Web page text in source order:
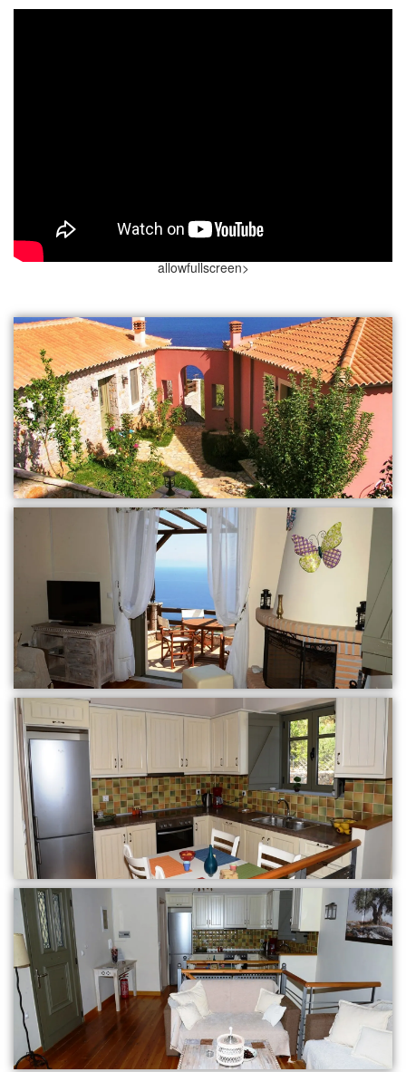
frameborder="0"
allowfullscreen>